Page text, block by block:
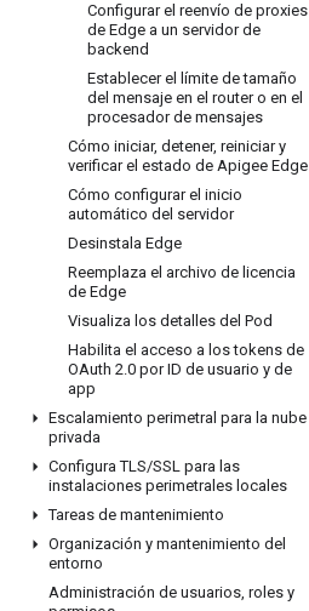
Configurar el reenvío de proxies
de Edge a un servidor de
backend
Establecer el límite de tamaño
del mensaje en el router o en el
procesador de mensajes
Cómo iniciar, detener, reiniciar y
verificar el estado de Apigee Edge
Cómo configurar el inicio
automático del servidor
Desinstala Edge
Reemplaza el archivo de licencia
de Edge
Visualiza los detalles del Pod
Habilita el acceso a los tokens de
OAuth 2.0 por ID de usuario y de
app
Escalamiento perimetral para la nube
privada
Configura TLS/SSL para las
instalaciones perimetrales locales
Tareas de mantenimiento
Organización y mantenimiento del
entorno
Administración de usuarios, roles y